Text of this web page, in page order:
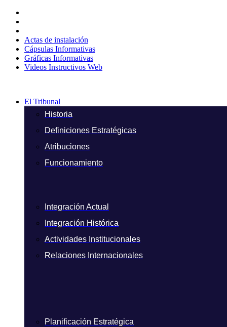
contenido
Actas de instalación
Cápsulas Informativas
Gráficas Informativas
Videos Instructivos Web
El Tribunal
Historia
Definiciones Estratégicas
Atribuciones
Funcionamiento
Integración Actual
Integración Histórica
Actividades Institucionales
Relaciones Internacionales
Planificación Estratégica